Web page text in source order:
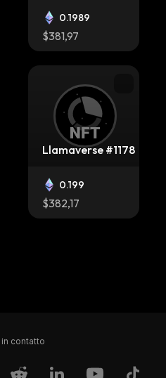
0.1989
$381,97
Llamaverse #1178
0.199
$382,17
$382,17
in contatto